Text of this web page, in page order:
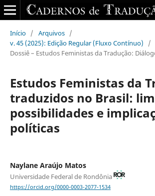
Início / Arquivos /
v. 45 (2025): Edição Regular (Fluxo Contínuo)
/
Dossiê – Estudos Feministas da Tradução:
Estudos Feministas da
traduzidos no Brasil:
possibilidades e
políticas
Naylane Araújo Matos
Universidade Federal de Rondônia
https://orcid.org/0000-0003-2077-1534